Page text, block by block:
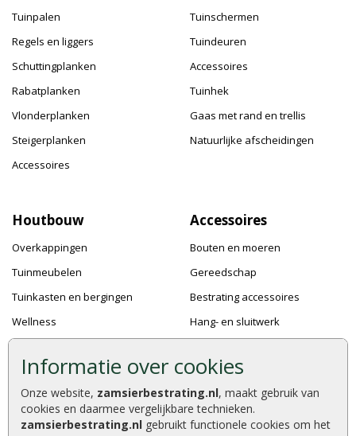
Informatie over cookies
Onze website, zamsierbestrating.nl, maakt gebruik van
cookies en daarmee vergelijkbare technieken.
zamsierbestrating.nl gebruikt functionele cookies om het
Tuinpalen
Regels en liggers
Schuttingplanken
Rabatplanken
Vlonderplanken
Steigerplanken
Accessoires
Tuinschermen
Tuindeuren
Accessoires
Tuinhek
Gaas met rand en trellis
Natuurlijke afscheidingen
Houtbouw
Overkappingen
Tuinmeubelen
Tuinkasten en bergingen
Wellness
Dierenverblijven
Pergola's
Accessoires
Accessoires
Bouten en moeren
Gereedschap
Bestrating accessoires
Hang- en sluitwerk
Verf en Beits
Dakafwerking